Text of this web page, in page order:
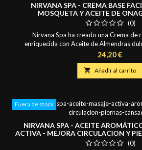
NIRVANA SPA - CREMA BASE
MOSQUETA Y ACEITE DE
(0)
Nirvana Spa ha creado una Crema de
enriquecida con Aceite de Almendras
Mosqueta y Aceite de Onagra para
faciales personalizados (añadir aceites
Precio
24,20 €
 Añadir al carrito
Fuera de stock
NIRVANA SPA - ACEITE
ACTIVA - MEJORA CIRCULACION Y
125 ML
(0)